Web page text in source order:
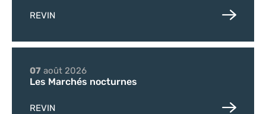
REVIN
07 août 2026
Les Marchés nocturnes
REVIN